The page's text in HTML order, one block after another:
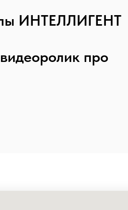
ИНТЕЛЛИГЕНТ
про